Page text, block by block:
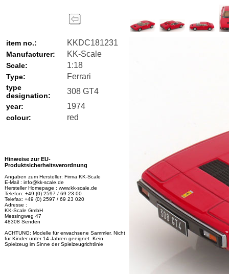
item no.: KKDC181231
Manufacturer: KK-Scale
Scale: 1:18
Type: Ferrari
type
designation:
308 GT4
year: 1974
colour: red
Hinweise zur EU-
Produktsicherheitsverordnung
Angaben zum Hersteller: Firma KK-Scale
E-Mail : info@kk-scale.de
Hersteller Homepage : www.kk-scale.de
Telefon: +49 (0) 2597 / 69 23 00
Telefax: +49 (0) 2597 / 69 23 020
Adresse :
KK-Scale GmbH
Messingweg 47
48308 Senden
ACHTUNG: Modelle für erwachsene Sammler. Nicht
für Kinder unter 14 Jahren geeignet. Kein
Spielzeug im Sinne der Spielzeugrichtlinie